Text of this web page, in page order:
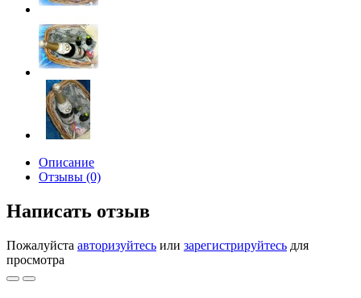
Описание
Отзывы (0)
Написать отзыв
Пожалуйста авторизуйтесь или зарегистрируйтесь для
просмотра